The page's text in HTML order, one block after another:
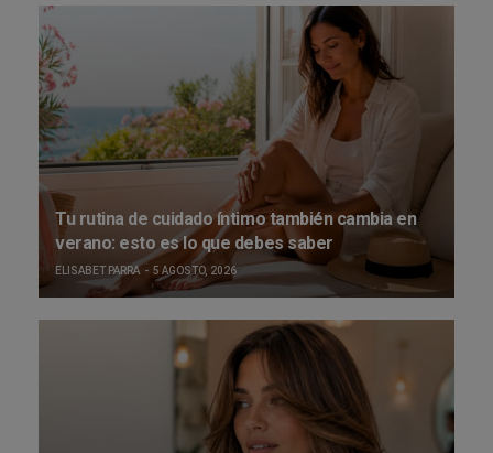
Tu rutina de cuidado íntimo también cambia en
verano: esto es lo que debes saber
ELISABET PARRA 5 AGOSTO, 2026